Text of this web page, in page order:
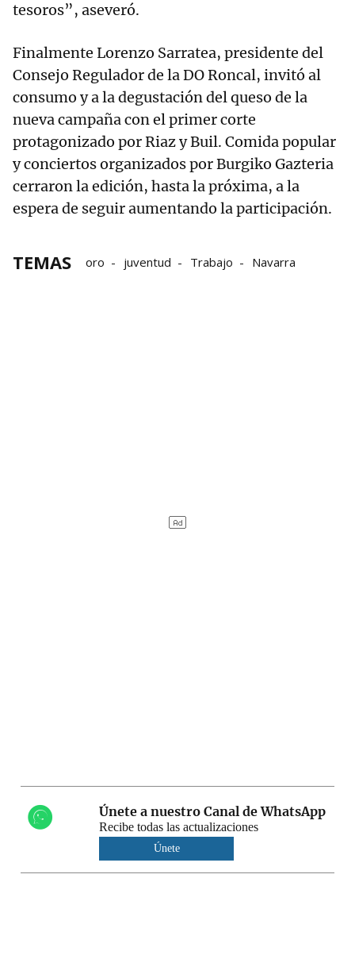
tesoros”, aseveró.
Finalmente Lorenzo Sarratea, presidente del
Consejo Regulador de la DO Roncal, invitó al
consumo y a la degustación del queso de la
nueva campaña con el primer corte
protagonizado por Riaz y Buil. Comida popular
y conciertos organizados por Burgiko Gazteria
cerraron la edición, hasta la próxima, a la
espera de seguir aumentando la participación.
TEMAS oro juventud Trabajo Navarra
Únete a nuestro Canal de WhatsApp
Recibe todas las actualizaciones
Únete